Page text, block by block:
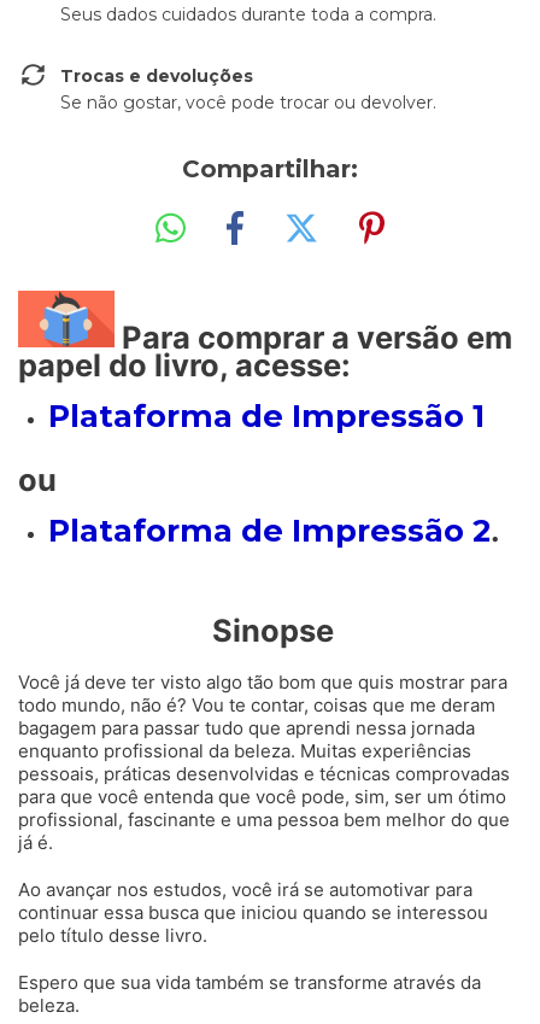
Seus dados cuidados durante toda a compra.
Trocas e devoluções
Se não gostar, você pode trocar ou devolver.
Compartilhar:
Para comprar a versão em
papel do livro, acesse:
Plataforma de Impressão 1
ou
Plataforma de Impressão 2.
Sinopse
Você já deve ter visto algo tão bom que quis mostrar para
todo mundo, não é? Vou te contar, coisas que me deram
bagagem para passar tudo que aprendi nessa jornada
enquanto profissional da beleza. Muitas experiências
pessoais, práticas desenvolvidas e técnicas comprovadas
para que você entenda que você pode, sim, ser um ótimo
profissional, fascinante e uma pessoa bem melhor do que
já é.
Ao avançar nos estudos, você irá se automotivar para
continuar essa busca que iniciou quando se interessou
pelo título desse livro.
Espero que sua vida também se transforme através da
beleza.